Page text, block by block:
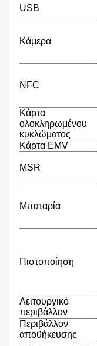
USB
Κάμερα
NFC
Κάρτα
ολοκληρωμένου
κυκλώματος
Κάρτα EMV
MSR
Μπαταρία
Πιστοποίηση
Λειτουργικό
περιβάλλον
Περιβάλλον
αποθήκευσης